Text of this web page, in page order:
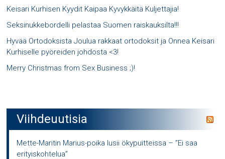
Keisari Kurhisen Kyydit Kaipaa Kyvykkäitä Kuljettajia!
Seksinukkebordelli pelastaa Suomen raiskauksilta!!!
Hyvää Ortodoksista Joulua rakkaat ortodoksit ja Onnea Keisari
Kurhiselle pyöreiden johdosta <3!
Merry Christmas from Sex Business ;)!
Viihdeuutisia
Mette-Maritin Marius-poika lusii ökypuitteissa – ”Ei saa
erityiskohtelua”